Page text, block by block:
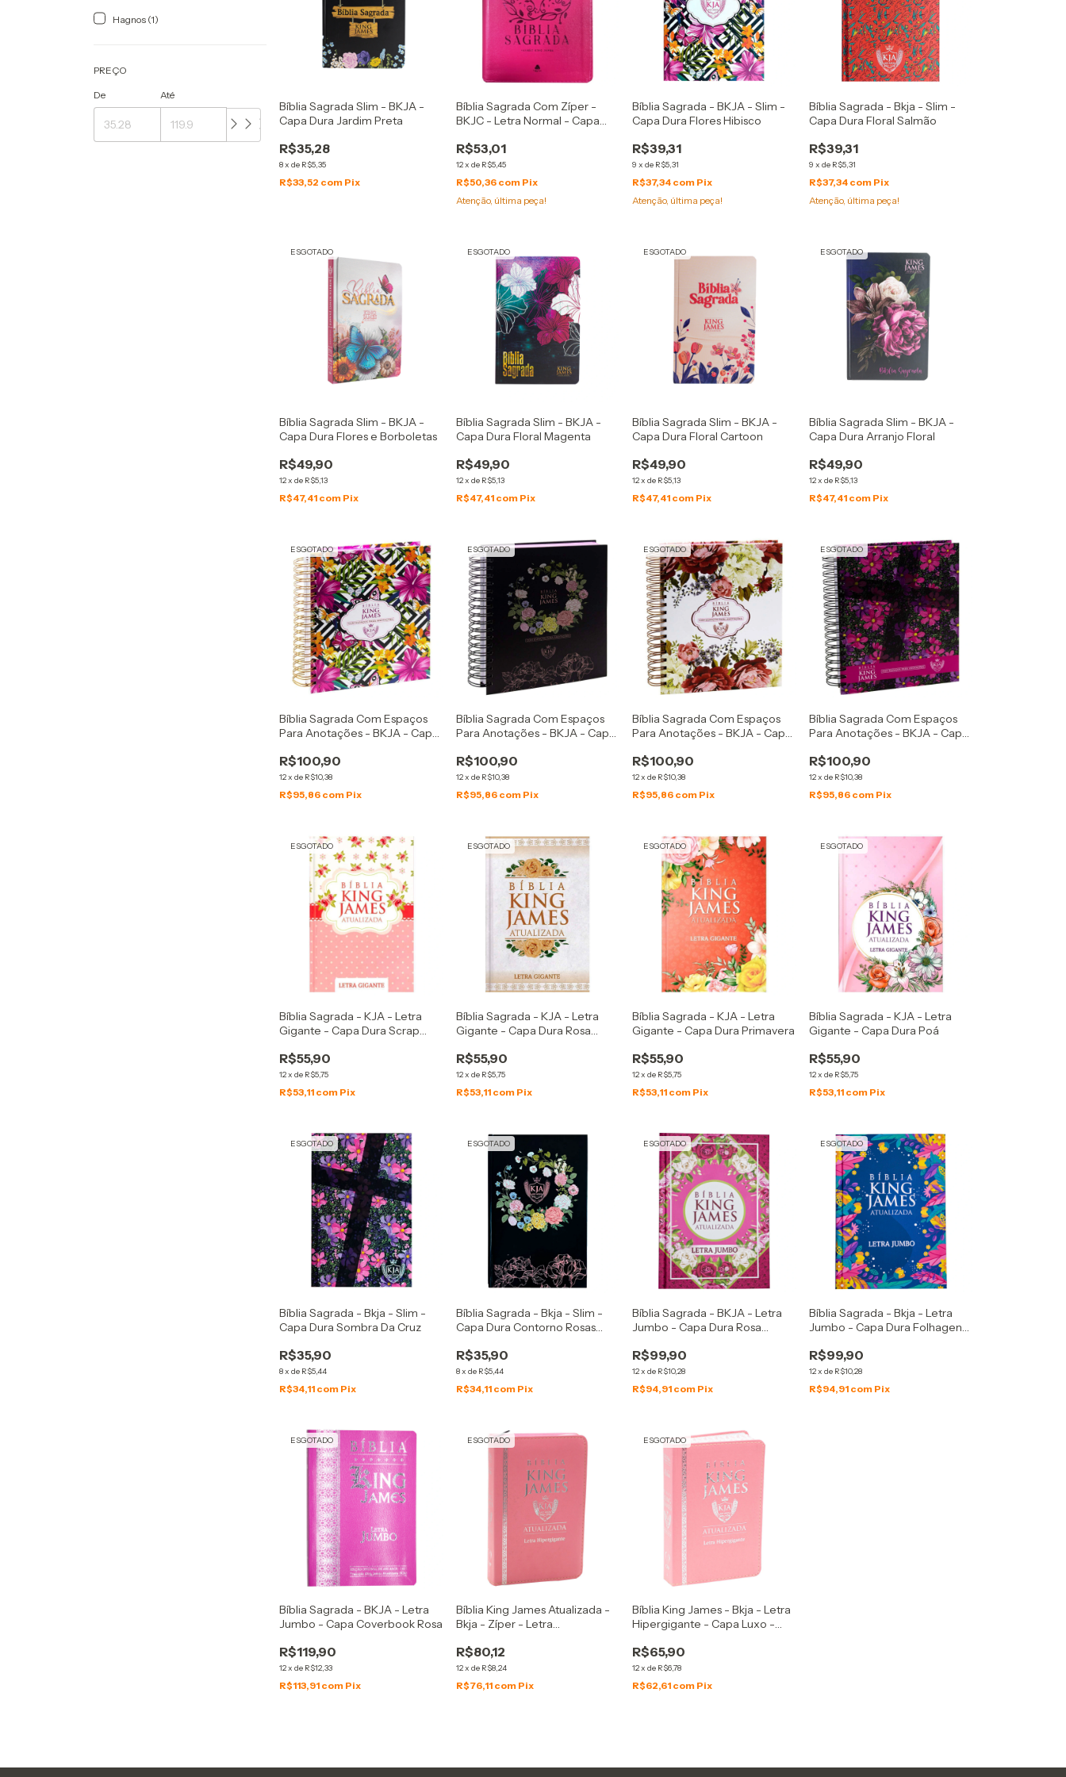
Hagnos (1)
PREÇO
De Até
Bíblia Sagrada Slim - BKJA -
Capa Dura Jardim Preta
R$35,28
8xde R$5,35
R$33,52 com Pix
Bíblia Sagrada Com Zíper -
BKJC - Letra Normal - Capa
R$53,01
12x de R$5,45
R$50,36 com Pix
Atenção, última peça!
Bíblia Sagrada - BKJA - Slim -
Capa Dura Flores Hibisco
R$39,31
9 xde R$5,31
R$37,34 com Pix
Atenção, última peça!
Bíblia Sagrada - Bkja - Slim -
Capa Dura Floral Salmão
R$39,31
9 x de R$5,31
R$37,34 com Pix
Atenção, última peça!
ESGOTADO
Bíblia Sagrada Slim - BKJA -
Capa Dura Flores e Borboletas
R$49,90
12xde R$5,13
R$47,41 com Pix
ESGOTADO
Bíblia Sagrada Slim - BKJA -
Capa Dura Floral Magenta
R$49,90
12x de R$5,13
R$47,41 com Pix
ESGOTADO
Bíblia Sagrada Slim - BKJA -
Capa Dura Floral Cartoon
R$49,90
12xde R$5,13
R$47,41 com Pix
ESGOTADO
Bíblia Sagrada Slim - BKJA -
Capa Dura Arranjo Floral
R$49,90
12x de R$5,13
R$47,41 com Pix
ESGOTADO
Bíblia Sagrada Com Espaços
Para Anotações - BKJA - Capa
R$100,90
12xde R$10,38
R$95,86 com Pix
ESGOTADO
Bíblia Sagrada Com Espaços
Para Anotações - BKJA - Capa
R$100,90
12x de R$10,38
R$95,86 com Pix
ESGOTADO
Bíblia Sagrada Com Espaços
Para Anotações - BKJA - Capa
R$100,90
12xde R$10,38
R$95,86 com Pix
ESGOTADO
Bíblia Sagrada Com Espaços
Para Anotações - BKJA - Capa
R$100,90
12x de R$10,38
R$95,86 com Pix
ESGOTADO
Bíblia Sagrada - KJA - Letra
Gigante - Capa Dura Scrap
R$55,90
12xde R$5,75
R$53,11 com Pix
ESGOTADO
Bíblia Sagrada - KJA - Letra
Gigante - Capa Dura Rosa
R$55,90
12x de R$5,75
R$53,11 com Pix
ESGOTADO
Bíblia Sagrada - KJA - Letra
Gigante - Capa Dura Primavera
R$55,90
12xde R$5,75
R$53,11 com Pix
ESGOTADO
Bíblia Sagrada - KJA - Letra
Gigante - Capa Dura Poá
R$55,90
12x de R$5,75
R$53,11 com Pix
ESGOTADO
Bíblia Sagrada - Bkja - Slim -
Capa Dura Sombra Da Cruz
R$35,90
8xde R$5,44
R$34,11 com Pix
ESGOTADO
Bíblia Sagrada - Bkja - Slim -
Capa Dura Contorno Rosas
R$35,90
8x de R$5,44
R$34,11 com Pix
ESGOTADO
Bíblia Sagrada - BKJA - Letra
Jumbo - Capa Dura Rosa
R$99,90
12xde R$10,28
R$94,91 com Pix
ESGOTADO
Bíblia Sagrada - Bkja - Letra
Jumbo - Capa Dura Folhagens
R$99,90
12x de R$10,28
R$94,91 com Pix
ESGOTADO
Bíblia Sagrada - BKJA - Letra
Jumbo - Capa Coverbook Rosa
R$119,90
12xde R$12,33
R$113,91 com Pix
ESGOTADO
Bíblia King James Atualizada -
Bkja - Zíper - Letra
R$80,12
12x de R$8,24
R$76,11 com Pix
ESGOTADO
Bíblia King James - Bkja - Letra
Hipergigante - Capa Luxo -
R$65,90
12xde R$6,78
R$62,61 com Pix